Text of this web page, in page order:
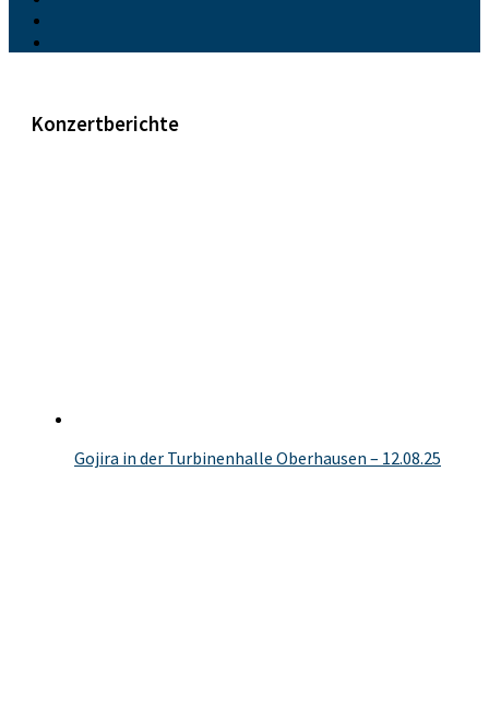
Konzertberichte
Gojira in der Turbinenhalle Oberhausen – 12.08.25